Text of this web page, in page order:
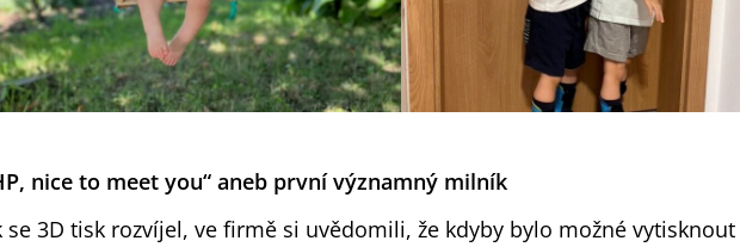
nice to meet you“ aneb první významný milník
se 3D tisk rozvíjel, ve firmě si uvědomili, že kdyby bylo možné